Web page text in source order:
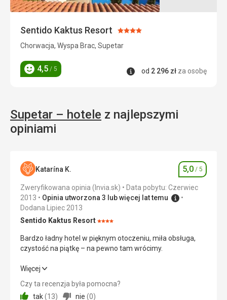
Sentido Kaktus Resort Ocena:
4/5
Chorwacja, Wyspa Brac, Supetar
Ocena
4,5 / 5 Informacje
od 2 296 zł za osobę
Supetar – hotele z najlepszymi
opiniami
Katarína K. Ocena
5,0 / 5
Zweryfikowana opinia (Invia.sk)
Data pobytu: Czerwiec
2013
Opinia utworzona 3 lub więcej lat temu
Dodana Lipiec 2013
Sentido Kaktus ResortOcena:
4/5
Bardzo ładny hotel w pięknym otoczeniu, miła obsługa,
czystość na piątkę – na pewno tam wrócimy.
Bardzo ładny hotel w pięknym otoczeniu, miła obsługa,
Więcej
Czy ta recenzja była pomocna?
tak (13) nie (0)